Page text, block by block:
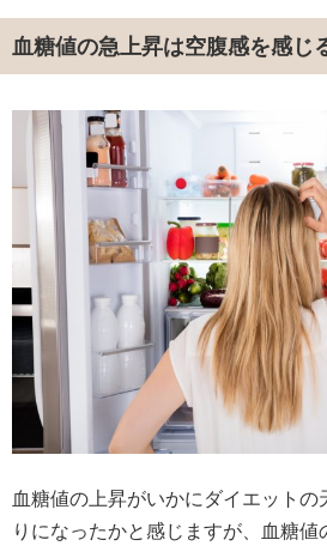
血糖値の急上昇は空腹感を感じ
血糖値の上昇がいかにダイエットの
りになったかと感じますが、血糖値